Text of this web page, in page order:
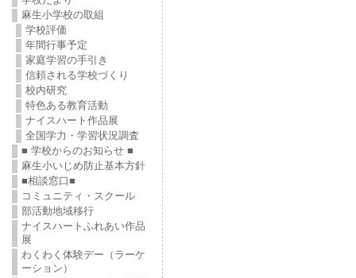
麻生小学校の取組
学校評価
年間行事予定
家庭学習の手引き
信頼される学校づくり
校内研究
特色ある教育活動
ナイスハート作品展
全国学力・学習状況調査
■ 学校からのお知らせ ■
麻生小いじめ防止基本方針
■相談窓口■
コミュニティ・スクール
部活動地域移行
ナイスハートふれあい作品
展
わくわく体験デー（ラーケ
ーション）